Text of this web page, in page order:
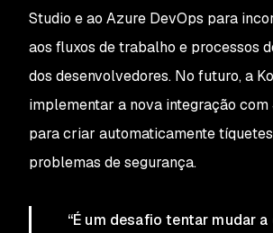
Studio e ao Azure DevOps para
aos fluxos de trabalho e processos
dos desenvolvedores. No futuro, a
implementar a nova integração com
para criar automaticamente
problemas de segurança.
“É um desafio tentar mudar